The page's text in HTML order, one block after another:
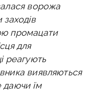
ворожа
промацати
для
реагують
виявляються
даючи їм